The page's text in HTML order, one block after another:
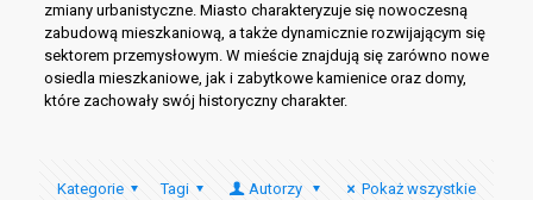
zmiany urbanistyczne. Miasto charakteryzuje się nowoczesną
zabudową mieszkaniową, a także dynamicznie rozwijającym się
sektorem przemysłowym. W mieście znajdują się zarówno nowe
osiedla mieszkaniowe, jak i zabytkowe kamienice oraz domy,
które zachowały swój historyczny charakter.
Kategorie Tagi Autorzy Pokaż wszystkie